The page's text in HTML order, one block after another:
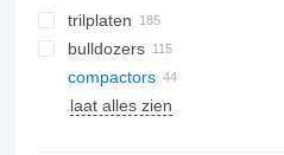
trilplaten
bulldozers
compactors
laat alles zien